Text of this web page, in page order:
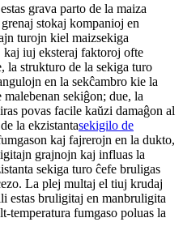
grava parto de la maiza
stokaj kompanioj en
turojn kiel maizsekiga
kaj iuj eksteraj faktoroj ofte
la strukturo de la sekiga turo
en la sekĉambro kie la
sekiĝon; due, la
povas facile kaŭzi damaĝon al
la ekzistantasekigilo de
kaj fajrerojn en la dukto,
grajnojn kaj influas la
sekiga turo ĉefe bruligas
La plej multaj el tiuj krudaj
estas bruligitaj en manbruligita
temperatura fumgaso poluas la